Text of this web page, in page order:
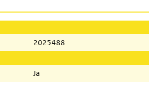
2025488
Ja